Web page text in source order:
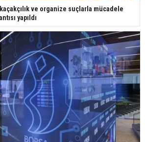
ve organize suçlarla mücadele
yapıldı